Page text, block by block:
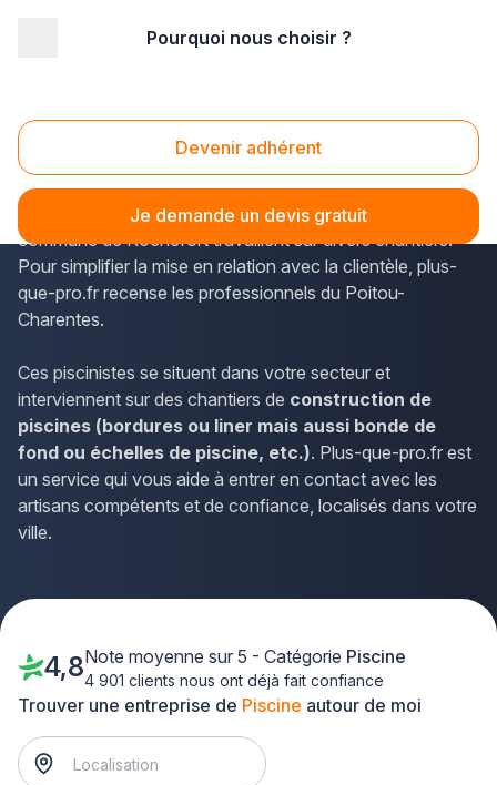
Pourquoi nous choisir ?
Devenir adhérent
Je demande un devis gratuit
Piscine Rochefort (17300)
Les constructeurs de piscines présents sur le
département de la Charente-Maritime ou dans la
commune de Rochefort travaillent sur divers chantiers.
Pour simplifier la mise en relation avec la clientèle, plus-
que-pro.fr recense les professionnels du Poitou-
Charentes.
Ces piscinistes se situent dans votre secteur et
interviennent sur des chantiers de construction de
piscines (bordures ou liner mais aussi bonde de
fond ou échelles de piscine, etc.). Plus-que-pro.fr est
un service qui vous aide à entrer en contact avec les
artisans compétents et de confiance, localisés dans votre
ville.
Trouver une entreprise de Piscine autour de moi
4,8Note moyenne sur 5 - Catégorie Piscine
4 901 clients nous ont déjà fait confiance